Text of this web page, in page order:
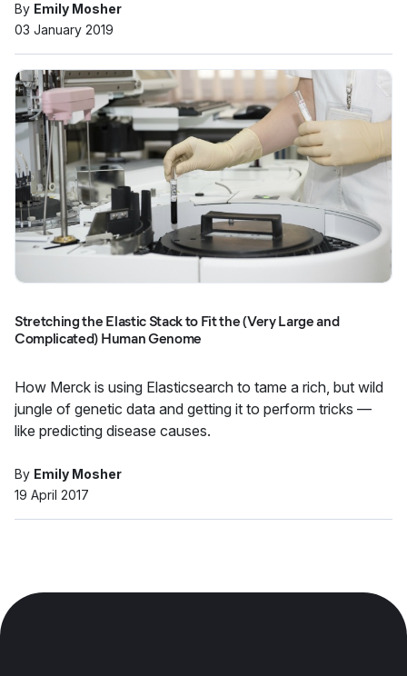
By Emily Mosher
03 January 2019
Stretching the Elastic Stack to Fit the (Very Large and
Complicated) Human Genome
How Merck is using Elasticsearch to tame a rich, but wild
jungle of genetic data and getting it to perform tricks —
like predicting disease causes.
By Emily Mosher
19 April 2017